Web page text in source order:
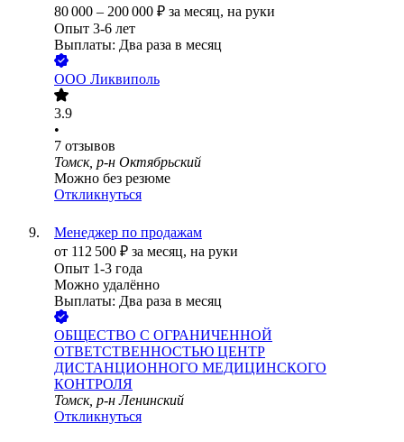
80 000 – 200 000 ₽ за месяц, на руки
Опыт 3-6 лет
Выплаты: Два раза в месяц
ООО Ликвиполь
3.9
•
7 отзывов
Томск, р-н Октябрьский
Можно без резюме
Откликнуться
Менеджер по продажам
от 112 500 ₽ за месяц, на руки
Опыт 1-3 года
Можно удалённо
Выплаты: Два раза в месяц
ОБЩЕСТВО С ОГРАНИЧЕННОЙ
ОТВЕТСТВЕННОСТЬЮ ЦЕНТР
ДИСТАНЦИОННОГО МЕДИЦИНСКОГО
КОНТРОЛЯ
Томск, р-н Ленинский
Откликнуться